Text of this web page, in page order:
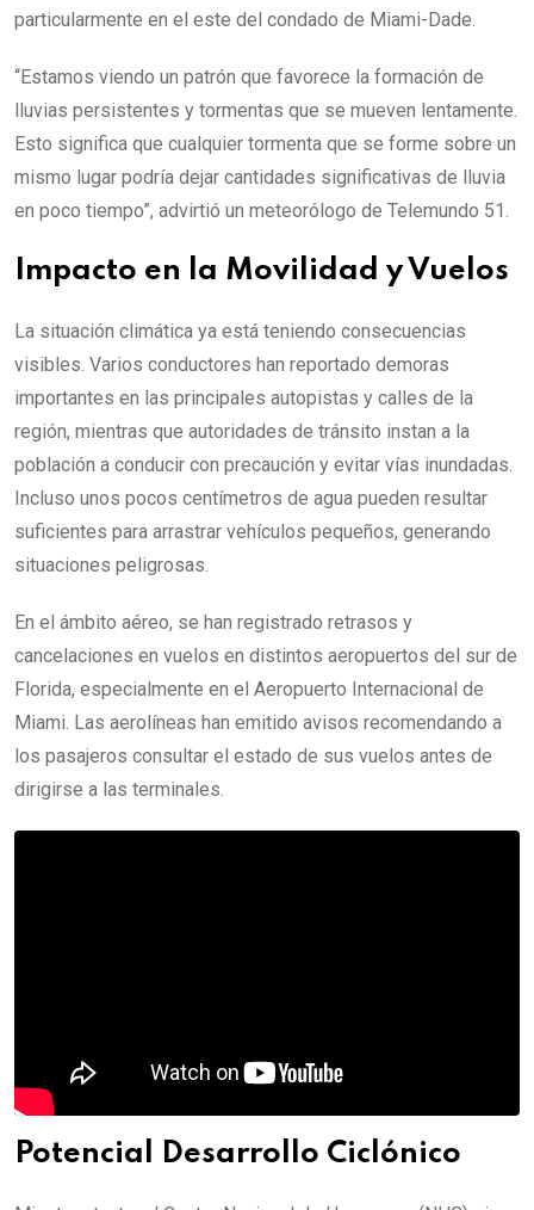
particularmente en el este del condado de Miami-Dade.
“Estamos viendo un patrón que favorece la formación de
lluvias persistentes y tormentas que se mueven lentamente.
Esto significa que cualquier tormenta que se forme sobre un
mismo lugar podría dejar cantidades significativas de lluvia
en poco tiempo”, advirtió un meteorólogo de Telemundo 51.
Impacto en la Movilidad y Vuelos
La situación climática ya está teniendo consecuencias
visibles. Varios conductores han reportado demoras
importantes en las principales autopistas y calles de la
región, mientras que autoridades de tránsito instan a la
población a conducir con precaución y evitar vías inundadas.
Incluso unos pocos centímetros de agua pueden resultar
suficientes para arrastrar vehículos pequeños, generando
situaciones peligrosas.
En el ámbito aéreo, se han registrado retrasos y
cancelaciones en vuelos en distintos aeropuertos del sur de
Florida, especialmente en el Aeropuerto Internacional de
Miami. Las aerolíneas han emitido avisos recomendando a
los pasajeros consultar el estado de sus vuelos antes de
dirigirse a las terminales.
Potencial Desarrollo Ciclónico